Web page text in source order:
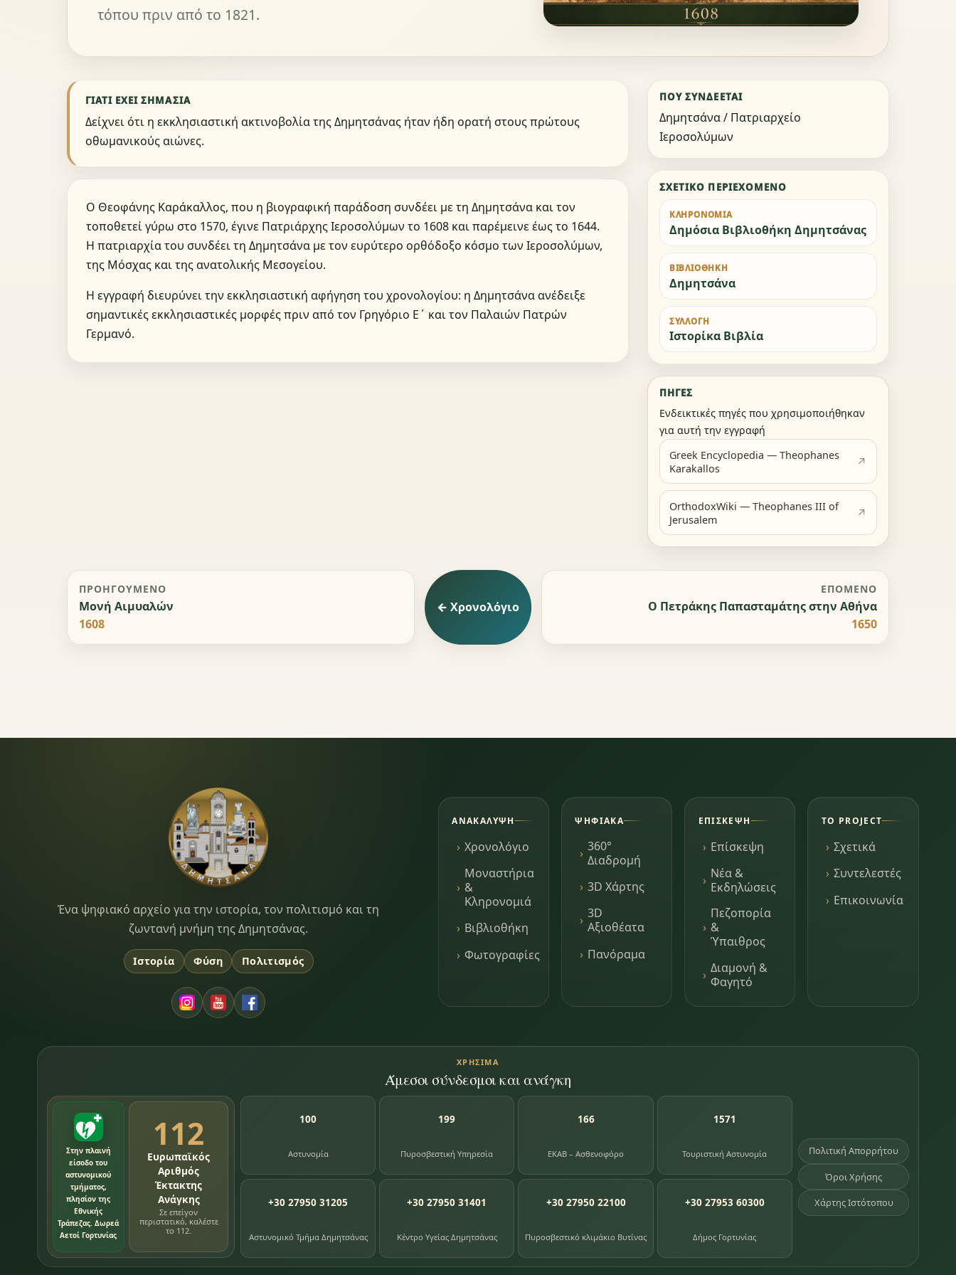
τόπου πριν από το 1821.
ΓΙΑΤΊ ΈΧΕΙ ΣΗΜΑΣΊΑ
Δείχνει ότι η εκκλησιαστική ακτινοβολία της Δημητσάνας ήταν ήδη ορατή στους πρώτους
οθωμανικούς αιώνες.
Ο Θεοφάνης Καράκαλλος, που η βιογραφική παράδοση συνδέει με τη Δημητσάνα και τον
τοποθετεί γύρω στο 1570, έγινε Πατριάρχης Ιεροσολύμων το 1608 και παρέμεινε έως το 1644.
Η πατριαρχία του συνδέει τη Δημητσάνα με τον ευρύτερο ορθόδοξο κόσμο των Ιεροσολύμων,
της Μόσχας και της ανατολικής Μεσογείου.
Η εγγραφή διευρύνει την εκκλησιαστική αφήγηση του χρονολογίου: η Δημητσάνα ανέδειξε
σημαντικές εκκλησιαστικές μορφές πριν από τον Γρηγόριο Ε΄ και τον Παλαιών Πατρών
Γερμανό.
ΠΟΎ ΣΥΝΔΈΕΤΑΙ
Δημητσάνα / Πατριαρχείο
Ιεροσολύμων
ΣΧΕΤΙΚΌ ΠΕΡΙΕΧΌΜΕΝΟ
ΚΛΗΡΟΝΟΜΙΆ
Δημόσια Βιβλιοθήκη Δημητσάνας
ΒΙΒΛΙΟΘΉΚΗ
Δημητσάνα
ΣΥΛΛΟΓΉ
Ιστορίκα Βιβλία
ΠΗΓΈΣ
Ενδεικτικές πηγές που χρησιμοποιήθηκαν
για αυτή την εγγραφή
Greek Encyclopedia — Theophanes
Karakallos
OrthodoxWiki — Theophanes III of
Jerusalem
ΠΡΟΗΓΟΎΜΕΝΟ
Μονή Αιμυαλών
1608
← Χρονολόγιο
ΕΠΌΜΕΝΟ
Ο Πετράκης Παπασταμάτης στην Αθήνα
1650
Dimitsana.gr
Ένα ψηφιακό αρχείο για την ιστορία, τον πολιτισμό και τη
ζωντανή μνήμη της Δημητσάνας.
Ιστορία Φύση Πολιτισμός
ΑΝΑΚΆΛΥΨΗ
Χρονολόγιο
Μοναστήρια
&
Κληρονομιά
Βιβλιοθήκη
Φωτογραφίες
ΨΗΦΙΑΚΆ
360°
Διαδρομή
3D Χάρτης
3D
Αξιοθέατα
Πανόραμα
ΕΠΊΣΚΕΨΗ
Επίσκεψη
Νέα &
Εκδηλώσεις
Πεζοπορία
&
Ύπαιθρος
Διαμονή &
Φαγητό
ΤΟ PROJECT
Σχετικά
Συντελεστές
Επικοινωνία
ΧΡΉΣΙΜΑ
Άμεσοι σύνδεσμοι και ανάγκη
Στην πλαινή
είσοδο του
αστυνομικού
τμήματος,
πλησίον της
Εθνικής
Τράπεζας. Δωρεά
Αετοί Γορτυνίας
112
Ευρωπαϊκός
Αριθμός
Έκτακτης
Ανάγκης
Σε επείγον
περιστατικό, καλέστε
το 112.
100
Αστυνομία
199
Πυροσβεστική Υπηρεσία
166
ΕΚΑΒ – Ασθενοφόρο
1571
Τουριστική Αστυνομία
+30 27950 31205
Αστυνομικό Τμήμα Δημητσάνας
+30 27950 31401
Κέντρο Υγείας Δημητσάνας
+30 27950 22100
Πυροσβεστικό κλιμάκιο Βυτίνας
+30 27953 60300
Δήμος Γορτυνίας
Πολιτική Απορρήτου
Όροι Χρήσης
Χάρτης Ιστότοπου